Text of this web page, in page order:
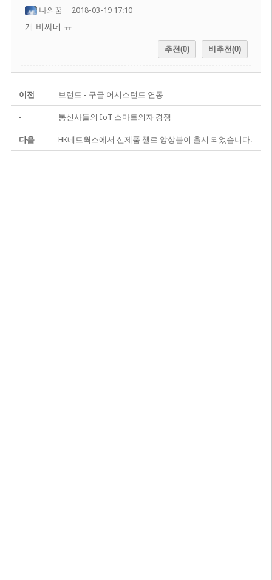
나의꿈 2018-03-19 17:10
개 비싸네 ㅠ
추천(0) 비추천(0)
이전 브런트 - 구글 어시스턴트 연동
- 통신사들의 IoT 스마트의자 경쟁
다음 HK네트웍스에서 신제품 첼로 앙상블이 출시 되었습니다.